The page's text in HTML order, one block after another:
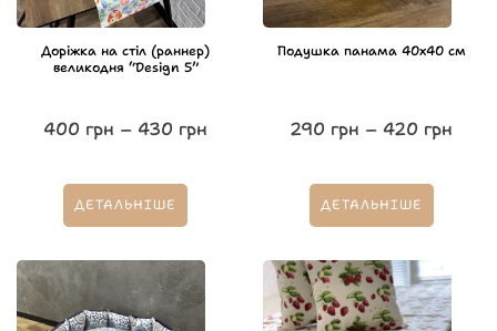
Доріжка на стіл (раннер)
великодня “Design 5”
400 грн – 430 грн
ДЕТАЛЬНІШЕ
Подушка панама 40х40 см
290 грн – 420 грн
ДЕТАЛЬНІШЕ